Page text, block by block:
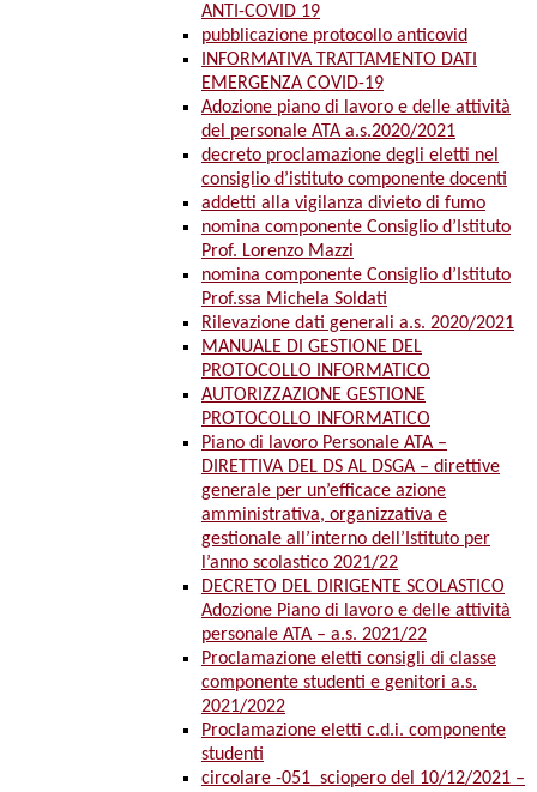
ANTI-COVID 19
pubblicazione protocollo anticovid
INFORMATIVA TRATTAMENTO DATI
EMERGENZA COVID-19
Adozione piano di lavoro e delle attività
del personale ATA a.s.2020/2021
decreto proclamazione degli eletti nel
consiglio d’istituto componente docenti
addetti alla vigilanza divieto di fumo
nomina componente Consiglio d’Istituto
Prof. Lorenzo Mazzi
nomina componente Consiglio d’Istituto
Prof.ssa Michela Soldati
Rilevazione dati generali a.s. 2020/2021
MANUALE DI GESTIONE DEL
PROTOCOLLO INFORMATICO
AUTORIZZAZIONE GESTIONE
PROTOCOLLO INFORMATICO
Piano di lavoro Personale ATA –
DIRETTIVA DEL DS AL DSGA – direttive
generale per un’efficace azione
amministrativa, organizzativa e
gestionale all’interno dell’Istituto per
l’anno scolastico 2021/22
DECRETO DEL DIRIGENTE SCOLASTICO
Adozione Piano di lavoro e delle attività
personale ATA – a.s. 2021/22
Proclamazione eletti consigli di classe
componente studenti e genitori a.s.
2021/2022
Proclamazione eletti c.d.i. componente
studenti
circolare -051_sciopero del 10/12/2021 –